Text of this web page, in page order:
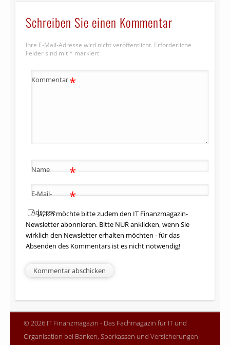
Schreiben Sie einen Kommentar
Ihre E-Mail-Adresse wird nicht veröffentlicht. Erforderliche
Felder sind mit * markiert
Kommentar*
Name *
E-Mail-
Adresse
*
Ja, ich möchte bitte zudem den IT Finanzmagazin-
Newsletter abonnieren. Bitte NUR anklicken, wenn Sie
wirklich den Newsletter erhalten möchten - für das
Absenden des Kommentars ist es nicht notwendig!
© 2026 IT Finanzmagazin - Das Fachmagazin für IT und
Organisation bei Banken, Sparkassen und Versicherungen